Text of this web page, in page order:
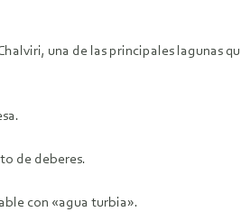
una de las principales lagunas
de deberes.
con «agua turbia».